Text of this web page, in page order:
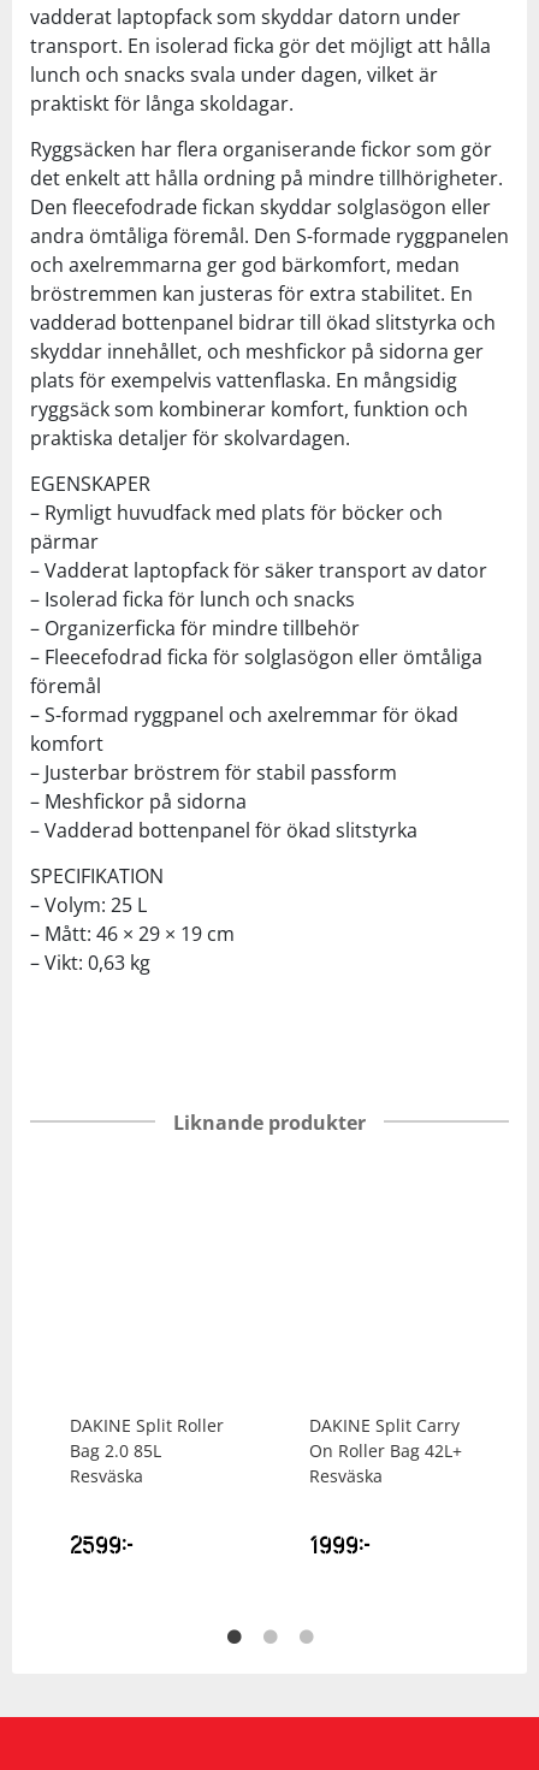
vadderat laptopfack som skyddar datorn under
transport. En isolerad ficka gör det möjligt att hålla
lunch och snacks svala under dagen, vilket är
praktiskt för långa skoldagar.
Ryggsäcken har flera organiserande fickor som gör
det enkelt att hålla ordning på mindre tillhörigheter.
Den fleecefodrade fickan skyddar solglasögon eller
andra ömtåliga föremål. Den S-formade ryggpanelen
och axelremmarna ger god bärkomfort, medan
bröstremmen kan justeras för extra stabilitet. En
vadderad bottenpanel bidrar till ökad slitstyrka och
skyddar innehållet, och meshfickor på sidorna ger
plats för exempelvis vattenflaska. En mångsidig
ryggsäck som kombinerar komfort, funktion och
praktiska detaljer för skolvardagen.
EGENSKAPER
– Rymligt huvudfack med plats för böcker och
pärmar
– Vadderat laptopfack för säker transport av dator
– Isolerad ficka för lunch och snacks
– Organizerficka för mindre tillbehör
– Fleecefodrad ficka för solglasögon eller ömtåliga
föremål
– S-formad ryggpanel och axelremmar för ökad
komfort
– Justerbar bröstrem för stabil passform
– Meshfickor på sidorna
– Vadderad bottenpanel för ökad slitstyrka
SPECIFIKATION
– Volym: 25 L
– Mått: 46 × 29 × 19 cm
– Vikt: 0,63 kg
Liknande produkter
DAKINE Split Roller
Bag 2.0 85L
Resväska
2599kr
DAKINE Split Carry
On Roller Bag 42L+
Resväska
1999kr